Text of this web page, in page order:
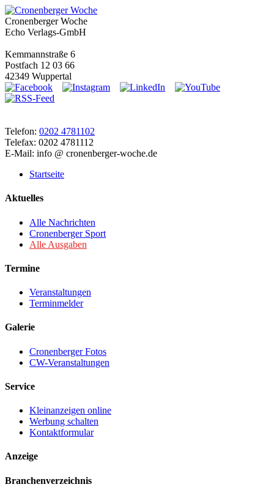
Cronenberger Woche
Echo Verlags-GmbH
Kemmannstraße 6
Postfach 12 03 66
42349 Wuppertal
Telefon: 0202 4781102
Telefax: 0202 4781112
E-Mail: info @ cronenberger-woche.de
Startseite
Aktuelles
Alle Nachrichten
Cronenberger Sport
Alle Ausgaben
Termine
Veranstaltungen
Terminmelder
Galerie
Cronenberger Fotos
CW-Veranstaltungen
Service
Kleinanzeigen online
Werbung schalten
Kontaktformular
Anzeige
Branchenverzeichnis